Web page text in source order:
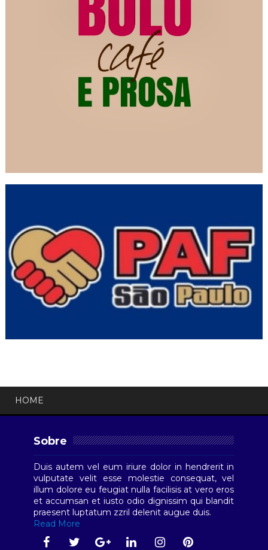
HOME
Sobre
Duis autem vel eum iriure dolor in hendrerit in
vulputate velit esse molestie consequat, vel
illum dolore eu feugiat nulla facilisis at vero eros
et accumsan et iusto odio dignissim qui blandit
praesent luptatum zzril delenit augue duis.
Read More